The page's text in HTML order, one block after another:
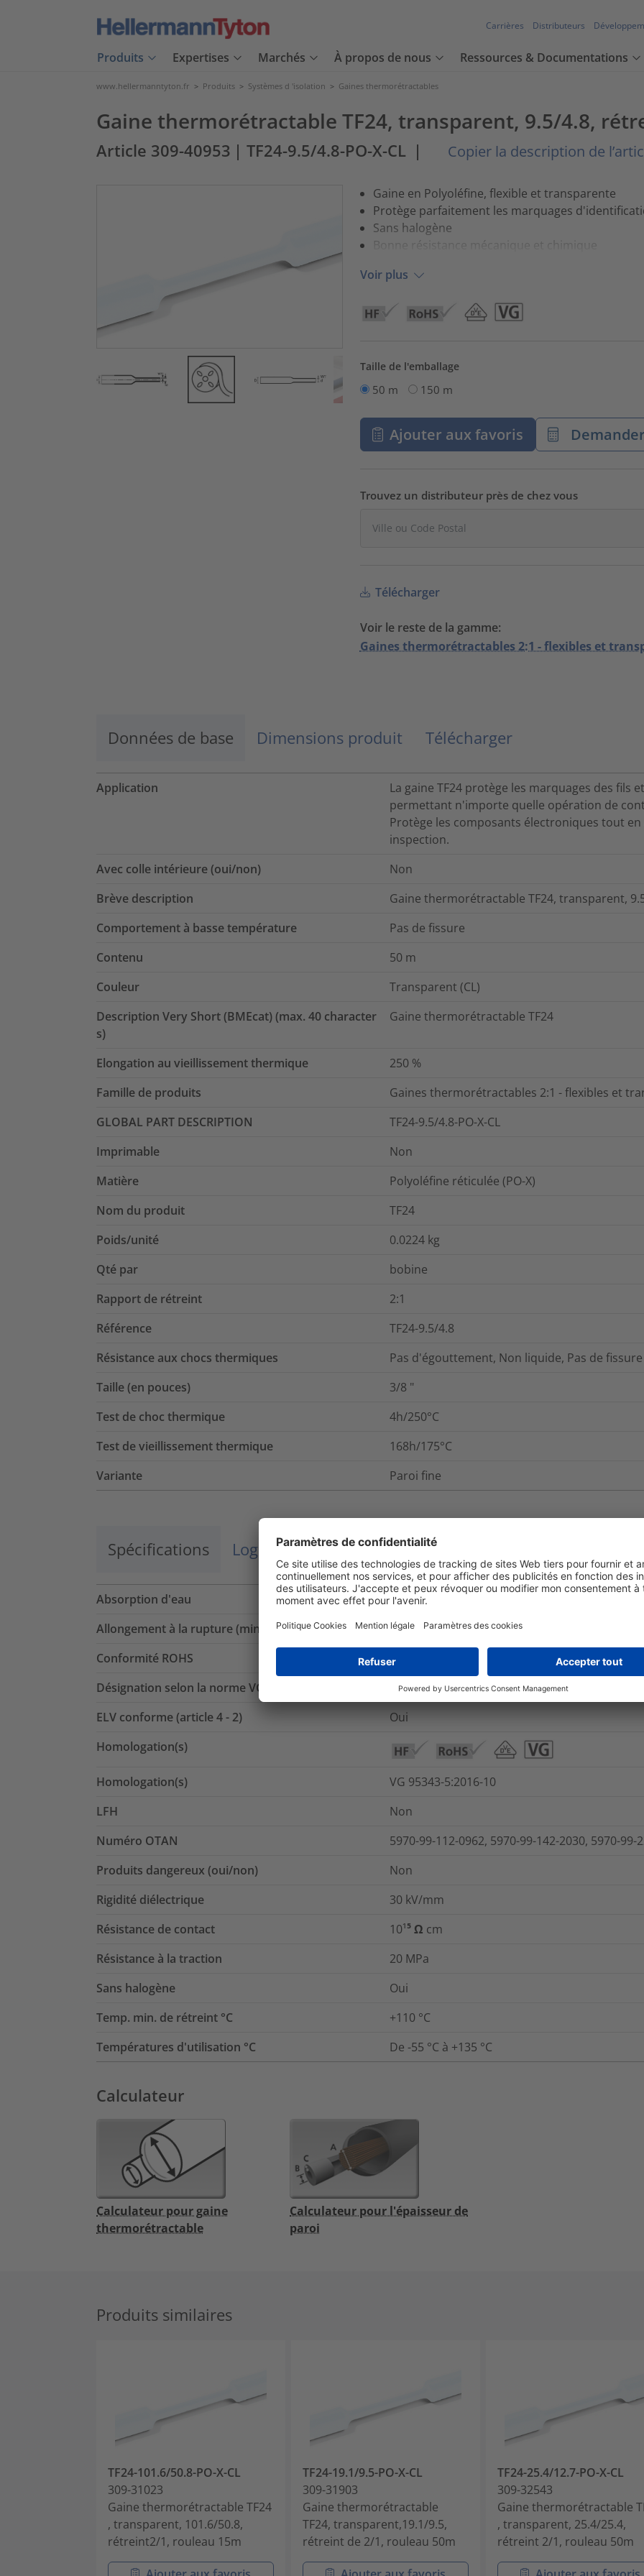
Carrières Distributeurs
Produits Expertises Marchés À propos de nous Ressources & Documentations
www.hellermanntyton.fr > Produits > Systèmes d 'isolation > Gaines thermorétractables
Gaine thermorétractable TF24, transparent, 9.5/4.8,
Article 309-40953 | TF24-9.5/4.8-PO-X-CL | Copier la description de
Gaine en Polyoléfine, flexible et transparente
Protège parfaitement les marquages
Sans halogène
Bonne résistance mécanique et chimique
Voir plus
Taille de l'emballage
50 m 150 m
Ajouter aux favoris
Trouvez un distributeur près de chez vous
Télécharger
Voir le reste de la gamme:
Gaines thermorétractables 2:1 - flexibles et
Données de base Dimensions produit Télécharger
Application
La gaine TF24 protège les marquages des
permettant n'importe quelle opération de
Protège les composants électroniques tout
inspection.
Avec colle intérieure (oui/non)
Non
Brève description
Gaine thermorétractable TF24, transparent,
Comportement à basse température
Pas de fissure
Contenu
50 m
Couleur
Transparent (CL)
Description Very Short (BMEcat) (max. 40 character
s)
Gaine thermorétractable TF24
Elongation au vieillissement thermique 250 %
Famille de produits
Gaines thermorétractables 2:1 - flexibles et
GLOBAL PART DESCRIPTION
TF24-9.5/4.8-PO-X-CL
Imprimable
Non
Matière
Polyoléfine réticulée (PO-X)
Nom du produit
TF24
Poids/unité
0.0224 kg
Qté par
bobine
Rapport de rétreint
2:1
Référence
TF24-9.5/4.8
Résistance aux chocs thermiques
Pas d'égouttement, Non liquide, Pas de fissure
Taille (en pouces)
3/8 "
Test de choc thermique
4h/250°C
Test de vieillissement thermique
168h/175°C
Variante
Paroi fine
Spécifications Logistique et emballage Pour plus d'information
Absorption d'eau 0.2%
Allongement à la rupture (min.)
450%
Conformité ROHS
Oui
Désignation selon la norme VG
VG 95343 T05 B 007 M
ELV conforme (article 4 - 2)
Oui
Homologation(s)
Homologation(s)
VG 95343-5:2016-10
LFH
Non
Numéro OTAN
5970-99-112-0962, 5970-99-142-2030, 5970-99-
Produits dangereux (oui/non)
Non
Rigidité diélectrique
30 kV/mm
Résistance de contact
10¹⁵ Ω cm
Résistance à la traction
20 MPa
Sans halogène
Oui
Temp. min. de rétreint °C
+110 °C
Températures d'utilisation °C
De -55 °C à +135 °C
Calculateur
Calculateur pour gaine
thermorétractable
Calculateur pour l'épaisseur de
paroi
Produits similaires
TF24-101.6/50.8-PO-X-CL
309-31023
Gaine thermorétractable TF24
, transparent, 101.6/50.8,
rétreint2/1, rouleau 15m
TF24-19.1/9.5-PO-X-CL
309-31903
Gaine thermorétractable
TF24, transparent,19.1/9.5,
rétreint de 2/1, rouleau 50m
TF24-25.4/12.7-PO-X-CL
309-32543
Gaine thermorétractable
, transparent, 25.4/25.4,
rétreint 2/1, rouleau 50m